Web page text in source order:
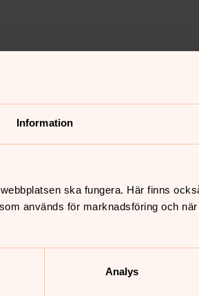
Information
ska fungera. Här finns
används för marknadsföring och
Analys